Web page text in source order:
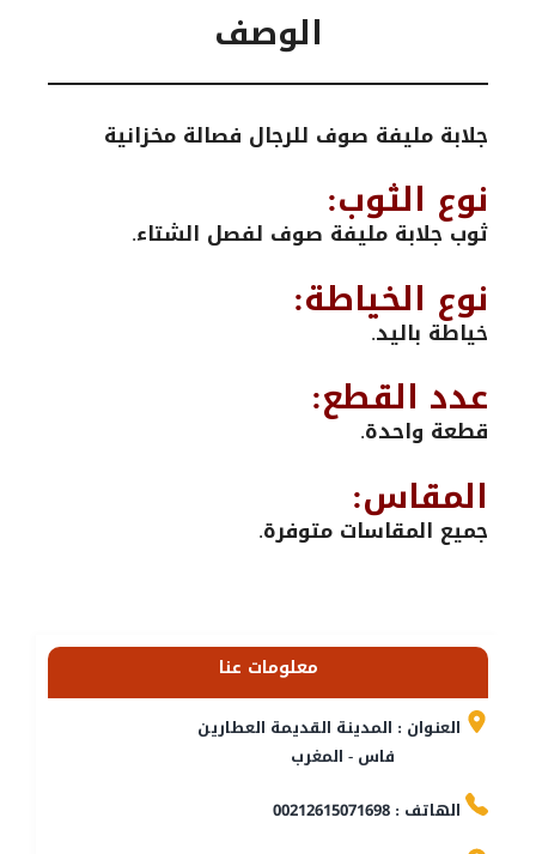
الوصف
جلابة مليفة صوف للرجال فصالة مخزانية
نوع الثوب:
ثوب جلابة مليفة صوف لفصل الشتاء.
نوع الخياطة:
خياطة باليد.
عدد القطع:
قطعة واحدة.
المقاس:
جميع المقاسات متوفرة.
معلومات عنا
العنوان : المدينة القديمة العطارين
فاس - المغرب
الهاتف : 00212615071698